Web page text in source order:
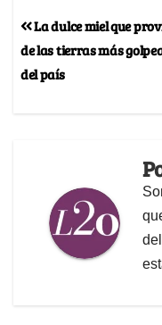
La dulce miel que
de las tierras más
del país